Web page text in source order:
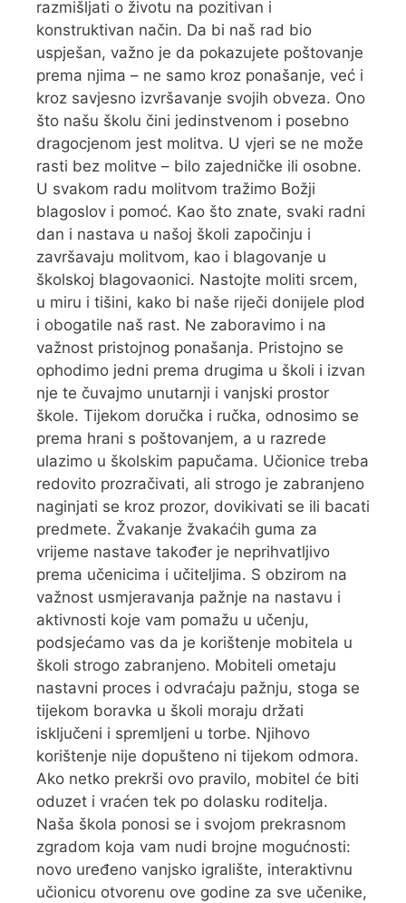
razmišljati o životu na pozitivan i
konstruktivan način. Da bi naš rad bio
uspješan, važno je da pokazujete poštovanje
prema njima – ne samo kroz ponašanje, već i
kroz savjesno izvršavanje svojih obveza. Ono
što našu školu čini jedinstvenom i posebno
dragocjenom jest molitva. U vjeri se ne može
rasti bez molitve – bilo zajedničke ili osobne.
U svakom radu molitvom tražimo Božji
blagoslov i pomoć. Kao što znate, svaki radni
dan i nastava u našoj školi započinju i
završavaju molitvom, kao i blagovanje u
školskoj blagovaonici. Nastojte moliti srcem,
u miru i tišini, kako bi naše riječi donijele plod
i obogatile naš rast. Ne zaboravimo i na
važnost pristojnog ponašanja. Pristojno se
ophodimo jedni prema drugima u školi i izvan
nje te čuvajmo unutarnji i vanjski prostor
škole. Tijekom doručka i ručka, odnosimo se
prema hrani s poštovanjem, a u razrede
ulazimo u školskim papučama. Učionice treba
redovito prozračivati, ali strogo je zabranjeno
naginjati se kroz prozor, dovikivati se ili bacati
predmete. Žvakanje žvakaćih guma za
vrijeme nastave također je neprihvatljivo
prema učenicima i učiteljima. S obzirom na
važnost usmjeravanja pažnje na nastavu i
aktivnosti koje vam pomažu u učenju,
podsjećamo vas da je korištenje mobitela u
školi strogo zabranjeno. Mobiteli ometaju
nastavni proces i odvraćaju pažnju, stoga se
tijekom boravka u školi moraju držati
isključeni i spremljeni u torbe. Njihovo
korištenje nije dopušteno ni tijekom odmora.
Ako netko prekrši ovo pravilo, mobitel će biti
oduzet i vraćen tek po dolasku roditelja.
Naša škola ponosi se i svojom prekrasnom
zgradom koja vam nudi brojne mogućnosti:
novo uređeno vanjsko igralište, interaktivnu
učionicu otvorenu ove godine za sve učenike,